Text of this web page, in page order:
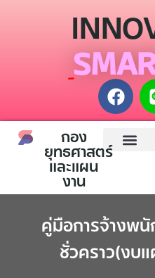
กอง
ยุทธศาสตร์
และแผน
งาน
คู่มือการจ้างพนั
ชั่วคราว(งบ